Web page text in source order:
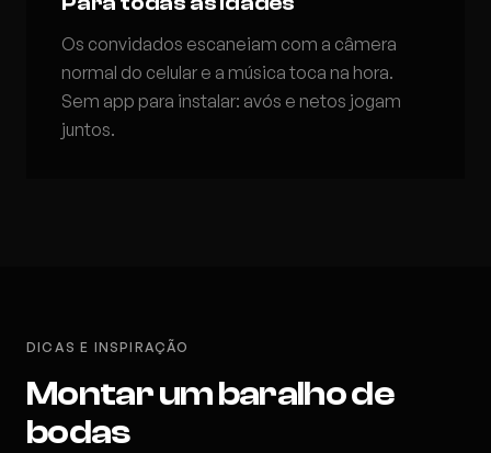
Os convidados escaneiam com a câmera
normal do celular e a música toca na hora.
Sem app para instalar: avós e netos jogam
juntos.
DICAS E INSPIRAÇÃO
Montar um baralho de
bodas